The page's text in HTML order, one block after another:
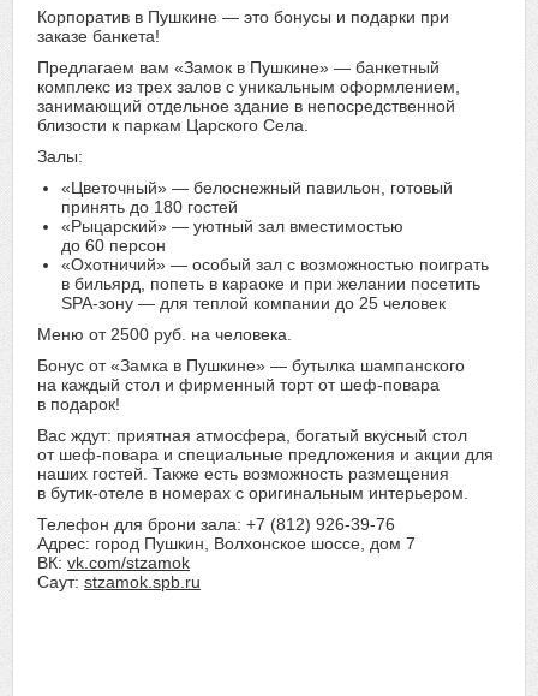
Корпоратив в Пушкине — это бонусы и подарки при
заказе банкета!
Предлагаем вам «Замок в Пушкине» — банкетный
комплекс из трех залов с уникальным оформлением,
занимающий отдельное здание в непосредственной
близости к паркам Царского Села.
Залы:
«Цветочный» — белоснежный павильон, готовый
принять до 180 гостей
«Рыцарский» — уютный зал вместимостью
до 60 персон
«Охотничий» — особый зал с возможностью поиграть
в бильярд, попеть в караоке и при желании посетить
SPA-зону — для теплой компании до 25 человек
Меню от 2500 руб. на человека.
Бонус от «Замка в Пушкине» — бутылка шампанского
на каждый стол и фирменный торт от шеф-повара
в подарок!
Вас ждут: приятная атмосфера, богатый вкусный стол
от шеф-повара и специальные предложения и акции для
наших гостей. Также есть возможность размещения
в бутик-отеле в номерах с оригинальным интерьером.
Телефон для брони зала: +7 (812) 926-39-76
Адрес: город Пушкин, Волхонское шоссе, дом 7
ВК: vk.com/stzamok
Саут: stzamok.spb.ru